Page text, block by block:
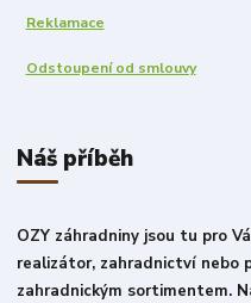
Reklamace
Odstoupení od smlouvy
Náš příběh
OZY záhradniny jsou tu pro
realizátor, zahradnictví nebo
zahradnickým sortimentem.